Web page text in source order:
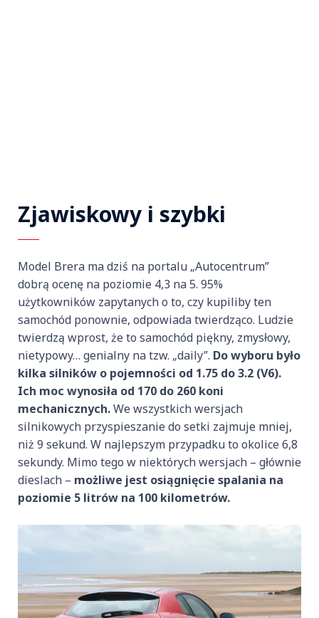
Zjawiskowy i szybki
Model Brera ma dziś na portalu „Autocentrum”
dobrą ocenę na poziomie 4,3 na 5. 95%
użytkowników zapytanych o to, czy kupiliby ten
samochód ponownie, odpowiada twierdząco. Ludzie
twierdzą wprost, że to samochód piękny, zmysłowy,
nietypowy… genialny na tzw. „daily”. Do wyboru było
kilka silników o pojemności od 1.75 do 3.2 (V6).
Ich moc wynosiła od 170 do 260 koni
mechanicznych.We wszystkich wersjach
silnikowych przyspieszanie do setki zajmuje mniej,
niż 9 sekund. W najlepszym przypadku to okolice 6,8
sekundy. Mimo tego w niektórych wersjach – głównie
dieslach – możliwe jest osiągnięcie spalania na
poziomie 5 litrów na 100 kilometrów.